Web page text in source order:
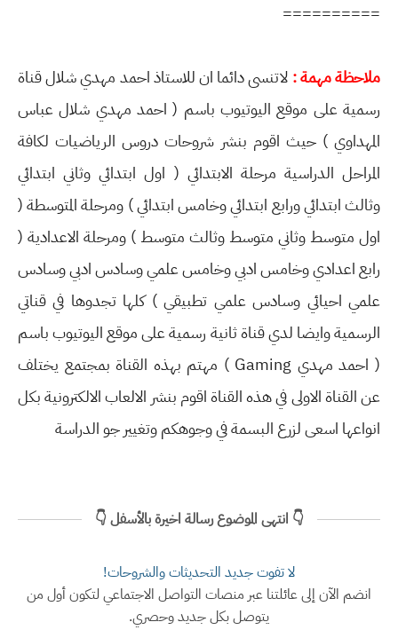
==========
ملاحظة مهمة : لاتنسى دائما ان للاستاذ احمد مهدي شلال قناة
رسمية على موقع اليوتيوب باسم ( احمد مهدي شلال عباس
المهداوي ) حيث اقوم بنشر شروحات دروس الرياضيات لكافة
المراحل الدراسية مرحلة الابتدائي ( اول ابتدائي وثاني ابتدائي
وثالث ابتدائي ورابع ابتدائي وخامس ابتدائي ) ومرحلة المتوسطة (
اول متوسط وثاني متوسط وثالث متوسط ) ومرحلة الاعدادية (
رابع اعدادي وخامس ادبي وخامس علمي وسادس ادبي وسادس
علمي احيائي وسادس علمي تطبيقي ) كلها تجدوها في قناتي
الرسمية وايضا لدي قناة ثانية رسمية على موقع اليوتيوب باسم
( احمد مهدي Gaming ) مهتم بهذه القناة بمجتمع يختلف
عن القناة الاولى في هذه القناة اقوم بنشر الالعاب الالكترونية بكل
انواعها اسعى لزرع البسمة في وجوهكم وتغيير جو الدراسة
👇 انتهى الموضوع رسالة اخيرة بالأسفل 👇
لا تفوت جديد التحديثات والشروحات!
انضم الآن إلى عائلتنا عبر منصات التواصل الاجتماعي لتكون أول من
يتوصل بكل جديد وحصري.